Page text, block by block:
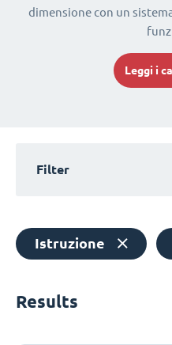
dimensione con un
Leggi i
Filter
Istruzione
Results